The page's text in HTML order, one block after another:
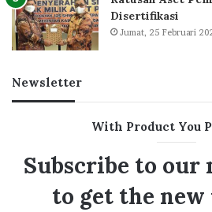
Disertifikasi
Jumat, 25 Februari
Newsletter
With Product You
Subscribe to
to get the new